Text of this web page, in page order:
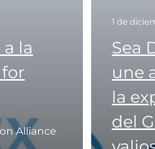
la
Alliance
1 de
Sea
une
la
del